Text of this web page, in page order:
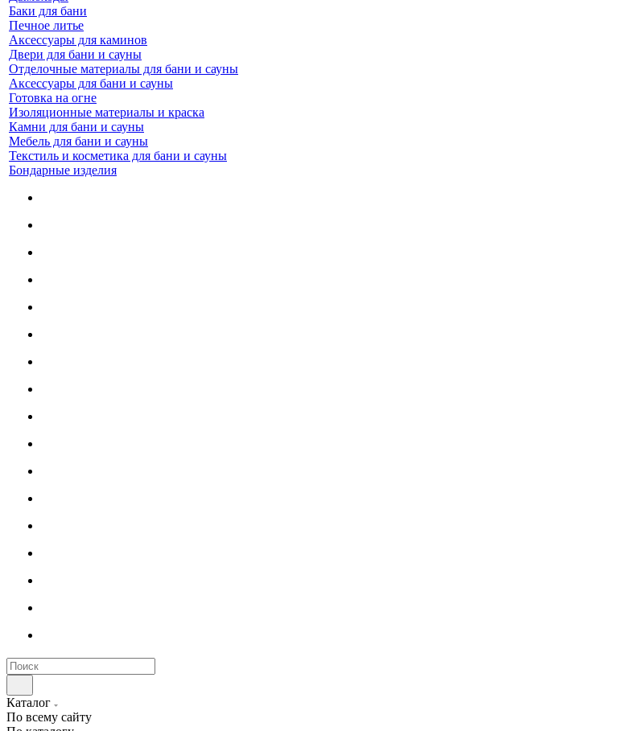
Баки для бани
Печное литье
Аксессуары для каминов
Двери для бани и сауны
Отделочные материалы для бани и сауны
Аксессуары для бани и сауны
Готовка на огне
Изоляционные материалы и краска
Камни для бани и сауны
Мебель для бани и сауны
Текстиль и косметика для бани и сауны
Бондарные изделия
Каталог
По всему сайту